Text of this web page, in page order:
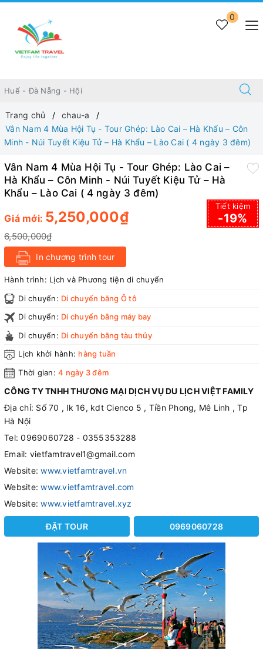
0
Trang chủ
chau-a
Vân Nam 4 Mùa Hội Tụ - Tour Ghép: Lào Cai – Hà Khẩu – Côn
Minh - Núi Tuyết Kiệu Tử – Hà Khẩu – Lào Cai ( 4 ngày 3 đêm)
Vân Nam 4 Mùa Hội Tụ - Tour Ghép: Lào Cai –
Hà Khẩu – Côn Minh - Núi Tuyết Kiệu Tử – Hà
Khẩu – Lào Cai ( 4 ngày 3 đêm)
Giá mới: 5,250,000₫
6,500,000₫
Tiết kiệm
-19%
In chương trình tour
Hành trình: Lịch và Phương tiện di chuyển
Di chuyển: Di chuyển bằng Ô tô
Di chuyển: Di chuyển bằng máy bay
Di chuyển: Di chuyển bằng tàu thủy
Lịch khởi hành: hàng tuần
Thời gian: 4 ngày 3 đêm
CÔNG TY TNHH THƯƠNG MẠI DỊCH VỤ DU LỊCH VIỆT FAMILY
Địa chỉ: Số 70 , lk 16, kdt Cienco 5 , Tiền Phong, Mê Linh , Tp
Hà Nội
Tel: 0969060728 - 0355353288
Email: vietfamtravel1@gmail.com
Website:www.vietfamtravel.vn
Website:www.vietfamtravel.com
Website:www.vietfamtravel.xyz
ĐẶT TOUR 0969060728